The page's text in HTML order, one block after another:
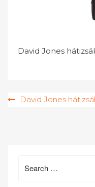
David Jones
Bejegyzés
David Jones
for: